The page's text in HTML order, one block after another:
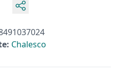
Chalesco